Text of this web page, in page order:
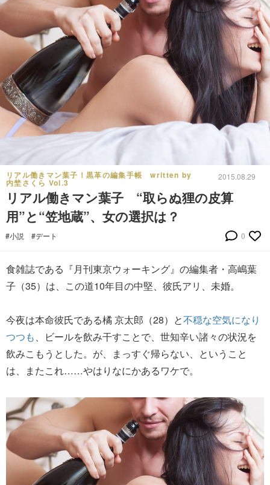
リアル働きマン葉子！黒革の編集手帳 written by
内埜さくら Vol.3
2015.08.29
リアル働きマン葉子 “取らぬ狸の皮算
用”と“笠地蔵”、女の選択は？
#小説 #デート 0
食雑誌である『月刊東京ウォーキング』の編集者・高嶋葉
子（35）は、この道10年目の中堅、彼氏アリ、未婚。
今夜は本命彼氏である橘 京太郎（28）と不穏な空気になり
つつも、ビールを飲み干すことで、世知辛い諸々の状況を
飲みこもうとした。が、まっすぐ帰らない、ということ
は、またこれ……やはりなにかあるワケで。